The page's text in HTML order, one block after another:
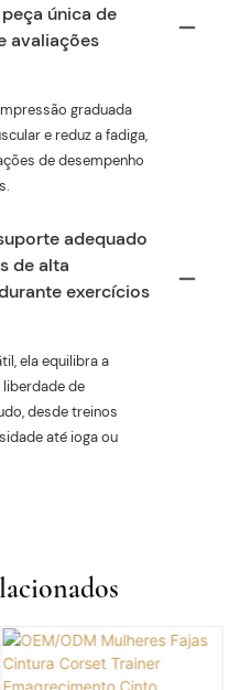
única de
avaliações
graduada
e reduz a fadiga,
de desempenho
adequado
de alta
exercícios
ela equilibra a
de
desde treinos
até ioga ou